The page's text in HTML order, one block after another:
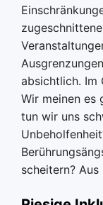
absichtlich. Im
Wir meinen es
tun wir uns
scheitern?